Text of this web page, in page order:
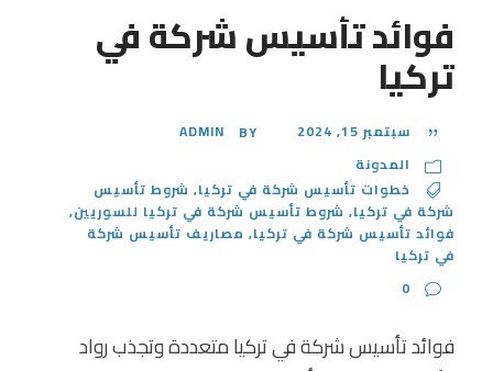
فوائد تأسيس شركة في
تركيا
سبتمبر 15, 2024 BY
ADMIN
المدونة
خطوات تأسيس شركة في تركيا, شروط تأسيس
شركة في تركيا, شروط تأسيس شركة في تركيا للسوريين,
فوائد تأسيس شركة في تركيا, مصاريف تأسيس شركة
في تركيا
0
فوائد تأسيس شركة في تركيا متعددة وتجذب رواد